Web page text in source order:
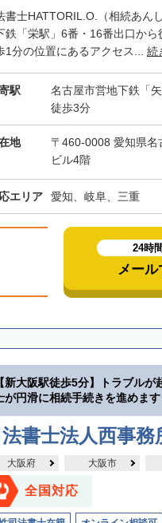
書士HATTORIL.O.（相続あん
鉄「栄駅」6番・16番出口か
1分の位置にあるアクセス... 続
駅
名古屋市営地下鉄「
徒歩3分
地
〒460-0008 愛知県名
ビル4階
エリア 愛知、岐阜、三重
24時
メール
【新大阪駅徒歩5分】トラブル
が円滑に相続手続きを進めます
書士法人西事務
大阪府 大阪市
全国対応